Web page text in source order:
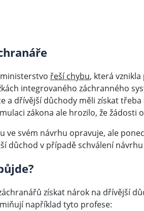
řeší chybu, která
integrovaného záchranného
a dřívější důchody měli získat
zákona ale hrozilo, že
ve svém návrhu opravuje, ale
důchod v případě schválení návrhu
získat nárok na dřívější
například tyto profese: